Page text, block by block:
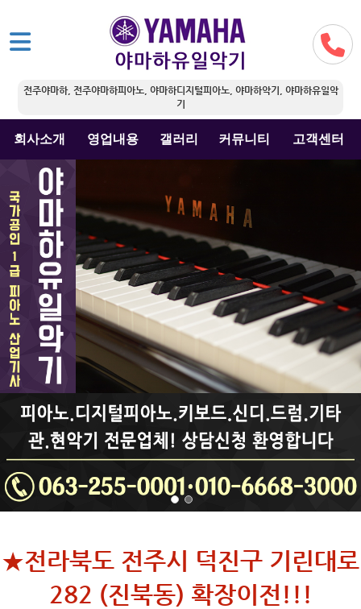
전주야마하, 전주야마하피아노, 야마하디지털피아노, 야마하악기, 야마하유일악
기
회사소개 영업내용 갤러리 커뮤니티 고객센터
★전라북도 전주시 덕진구 기린대로
282 (진북동) 확장이전!!!